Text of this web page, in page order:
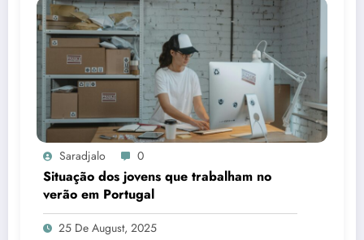
Saradjalo 0
Situação dos jovens que trabalham no
verão em Portugal
25 De August, 2025